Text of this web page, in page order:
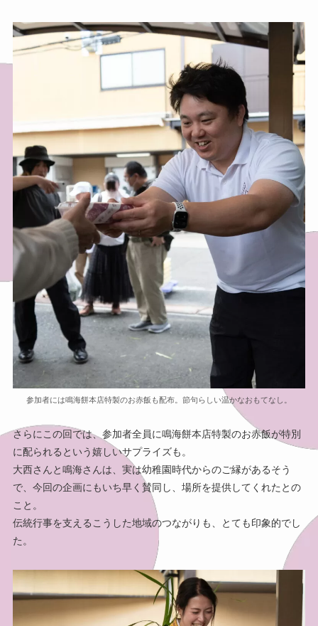
参加者には鳴海餅本店特製のお赤飯も配布。節句らしい温かなおもてなし。
さらにこの回では、参加者全員に鳴海餅本店特製のお赤飯が特別
に配られるという嬉しいサプライズも。
大西さんと鳴海さんは、実は幼稚園時代からのご縁があるそう
で、今回の企画にもいち早く賛同し、場所を提供してくれたとの
こと。
伝統行事を支えるこうした地域のつながりも、とても印象的でし
た。